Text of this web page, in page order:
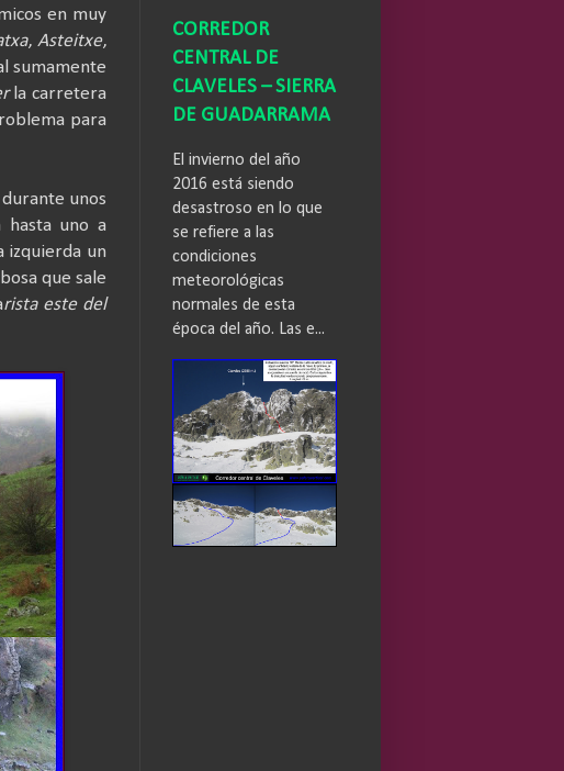
en muy
, Asteitxe,
sumamente
la carretera
para
unos
hasta uno a
izquierda un
que sale
rista este del
CORREDOR
CENTRAL DE
CLAVELES – SIERRA
DE GUADARRAMA
El invierno del año
2016 está siendo
desastroso en lo que
se refiere a las
condiciones
meteorológicas
normales de esta
época del año. Las e...